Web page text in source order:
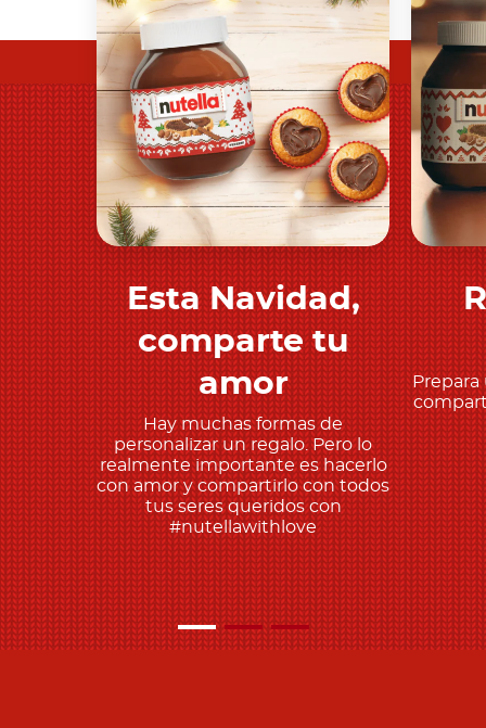
Descubre más
Esta Navidad,
comparte tu
amor
Hay muchas formas de
personalizar un regalo. Pero lo
realmente importante es hacerlo
con amor y compartirlo con todos
tus seres queridos con
#nutellawithlove
Prepara